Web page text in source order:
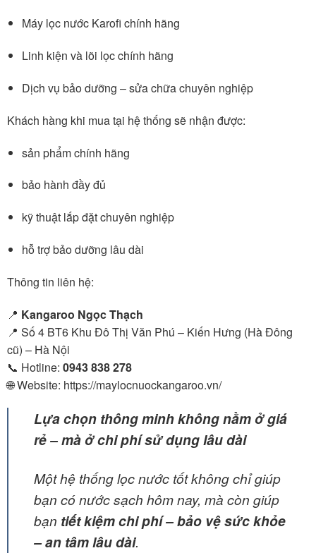
Máy lọc nước Karofi chính hãng
Linh kiện và lõi lọc chính hãng
Dịch vụ bảo dưỡng – sửa chữa chuyên nghiệp
Khách hàng khi mua tại hệ thống sẽ nhận được:
sản phẩm chính hãng
bảo hành đầy đủ
kỹ thuật lắp đặt chuyên nghiệp
hỗ trợ bảo dưỡng lâu dài
Thông tin liên hệ:
📍 Kangaroo Ngọc Thạch
📍 Số 4 BT6 Khu Đô Thị Văn Phú – Kiến Hưng (Hà Đông
cũ) – Hà Nội
📞 Hotline: 0943 838 278
🌐 Website: https://maylocnuockangaroo.vn/
Lựa chọn thông minh không nằm ở giá
rẻ – mà ở chi phí sử dụng lâu dài
Một hệ thống lọc nước tốt không chỉ giúp
bạn có nước sạch hôm nay, mà còn giúp
bạn tiết kiệm chi phí – bảo vệ sức khỏe
– an tâm lâu dài.